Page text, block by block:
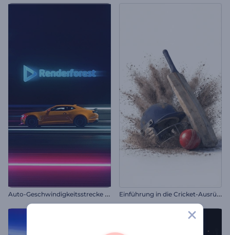
A
uto-Geschwindigkeitsstrecke Intro E
inführung in die Cricket-Ausrüstung